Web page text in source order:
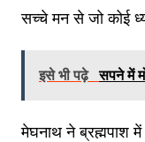
सच्चे मन से जो कोई
इसे भी पढ़े सपने में
मेघनाथ ने ब्रह्मपाश